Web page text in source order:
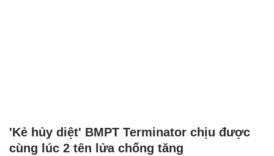
'Kẻ hủy diệt' BMPT Terminator chịu được
cùng lúc 2 tên lửa chống tăng